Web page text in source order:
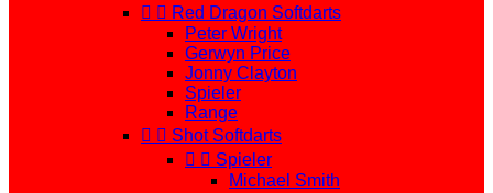
  Red Dragon Softdarts
Peter Wright
Gerwyn Price
Jonny Clayton
Spieler
Range
  Shot Softdarts
  Spieler
Michael Smith